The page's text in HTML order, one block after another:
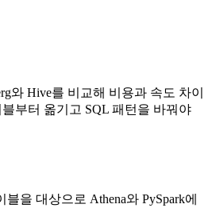
와 Hive를 비교해 비용과 속도 차이
부터 옮기고 SQL 패턴을 바꿔야
을 대상으로 Athena와 PySpark에